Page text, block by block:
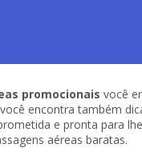
promocionais você
encontra também
e pronta para
aéreas baratas.